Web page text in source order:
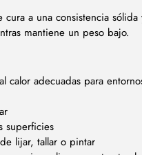
cura a una consistencia
mantiene un peso bajo.
calor adecuadas para
superficies
lijar, tallar o pintar